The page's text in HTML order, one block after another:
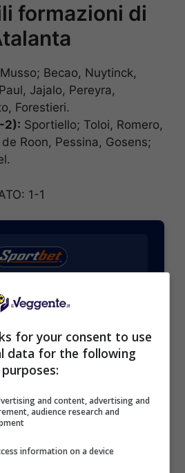
formazioni di
Musso; Becao, Nuytinck,
Jajalo, Pereyra,
Forestieri.
2): Sportiello; Toloi, Romero,
Roon, Pessina, Gosens;
1-1
100€ SUBITO
deposito + fino a 50€ di
deposito sport + fino a 50€ di
sul primo deposito
200€
VERIFICA
Informazioni
for your consent to use
data for the following
purposes:
and content, advertising and
audience research and
information on a device